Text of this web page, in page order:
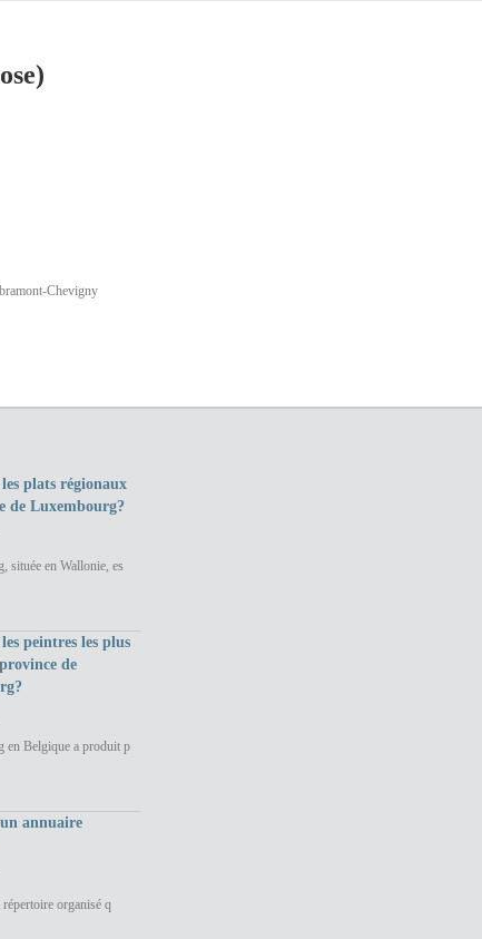
Chevigny
plats régionaux
de Luxembourg?
située en Wallonie, es
peintres les plus
de
en Belgique a produit p
annuaire
organisé q